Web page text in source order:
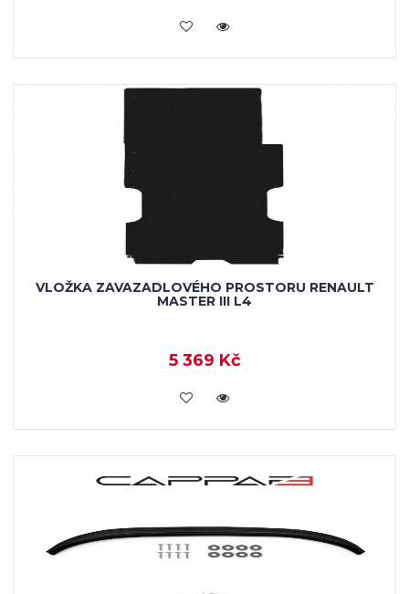
KOUPIT
VLOŽKA ZAVAZADLOVÉHO PROSTORU RENAULT
MASTER III L4
5 369 Kč
KOUPIT